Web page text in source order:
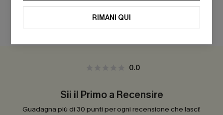
RECENSIONI DEI CLIENTI
0.0
Sii il Primo a Recensire
Guadagna più di 30 punti per ogni recensione che lasci!
RIMANI QUI